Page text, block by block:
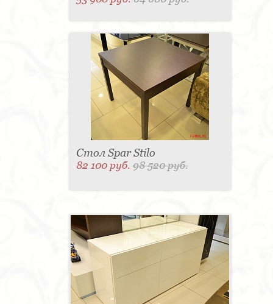
Стол Spar Stilo
82 100 руб.98 520 руб.